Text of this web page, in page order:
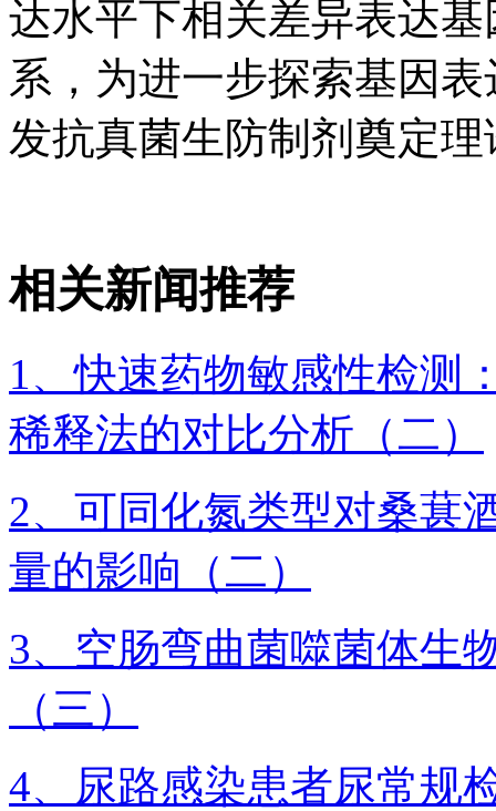
达水平下相关差异表达
系，为进一步探索基因
发抗真菌生防制剂奠定
相关新闻推荐
1、快速药物敏感性检测
稀释法的对比分析（二）
2、可同化氮类型对桑葚
量的影响（二）
3、空肠弯曲菌噬菌体生
（三）
4、尿路感染患者尿常规